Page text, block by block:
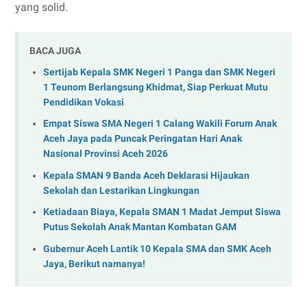
yang solid.
BACA JUGA
Sertijab Kepala SMK Negeri 1 Panga dan SMK Negeri
1 Teunom Berlangsung Khidmat, Siap Perkuat Mutu
Pendidikan Vokasi
Empat Siswa SMA Negeri 1 Calang Wakili Forum Anak
Aceh Jaya pada Puncak Peringatan Hari Anak
Nasional Provinsi Aceh 2026
Kepala SMAN 9 Banda Aceh Deklarasi Hijaukan
Sekolah dan Lestarikan Lingkungan
Ketiadaan Biaya, Kepala SMAN 1 Madat Jemput Siswa
Putus Sekolah Anak Mantan Kombatan GAM
Gubernur Aceh Lantik 10 Kepala SMA dan SMK Aceh
Jaya, Berikut namanya!